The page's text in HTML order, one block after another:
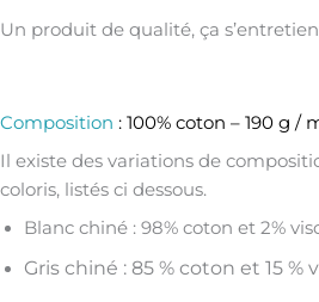
Un produit de qualité, ça
Composition : 100% coton – 190 g /
Il existe des variations de
coloris, listés ci dessous.
Blanc chiné : 98% coton et 2%
Gris chiné : 85 % coton et 15 %